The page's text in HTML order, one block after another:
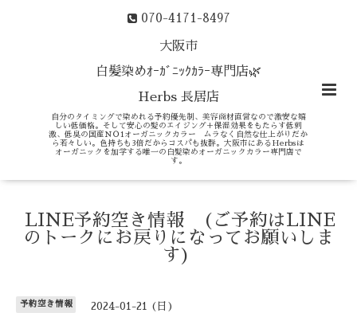
070-4171-8497
大阪市
白髪染めｵｰｶﾞﾆｯｸｶﾗｰ専門店🌿
Herbs 長居店
自分のタイミングで染めれる予約優先制、美容商材直営なので激安な嬉
しい低価格。そして安心の髪のエイジング＋保湿効果をもたらす低刺
激、低臭の国産ＮＯ1オーガニックカラー ムラなく自然な仕上がりだか
ら若々しい。色持ちも3倍だからコスパも抜群。大阪市にあるHerbsは
オーガニックを加学する唯一の白髪染めオーガニックカラー専門店で
す。
LINE予約空き情報 (ご予約はLINE
のトークにお戻りになってお願いしま
す)
予約空き情報 2024-01-21 (日)